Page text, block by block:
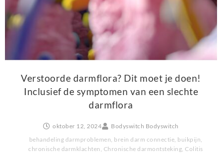
Verstoorde darmflora? Dit moet je doen!
Inclusief de symptomen van een slechte
darmflora
oktober 12, 2024
Bodyswitch Bodyswitch
behandeling darmproblemen, brein darm connectie, buikpijn,
chronische darmklachten , Chronische darmontsteking,Colitis